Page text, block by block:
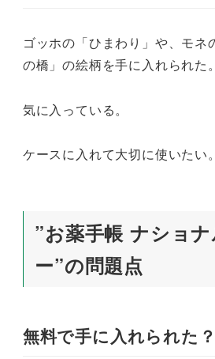
ゴッホの「ひまわり」や、モネ
の橋」の絵柄を手に入れられた。
気に入っている。
ケースに入れて大切に使いたい。
”お薬手帳 ナショ
ー”の問題点
無料で手に入れられた？